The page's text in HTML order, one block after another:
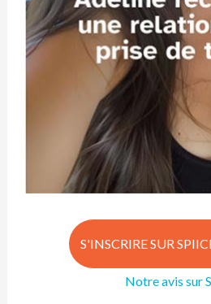
S'INSCRIRE SUR
Notre avis sur